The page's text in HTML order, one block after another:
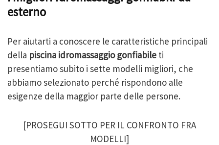
esterno
Per aiutarti a conoscere le caratteristiche principali
della piscina idromassaggio gonfiabile ti
presentiamo subito i sette modelli migliori, che
abbiamo selezionato perché rispondono alle
esigenze della maggior parte delle persone.
[PROSEGUI SOTTO PER IL CONFRONTO FRA
MODELLI]